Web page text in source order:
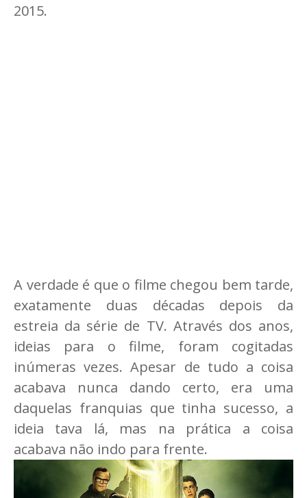
2015.
A verdade é que o filme chegou bem tarde,
exatamente duas décadas depois da
estreia da série de TV. Através dos anos,
ideias para o filme, foram cogitadas
inúmeras vezes. Apesar de tudo a coisa
acabava nunca dando certo, era uma
daquelas franquias que tinha sucesso, a
ideia tava lá, mas na prática a coisa
acabava não indo para frente.